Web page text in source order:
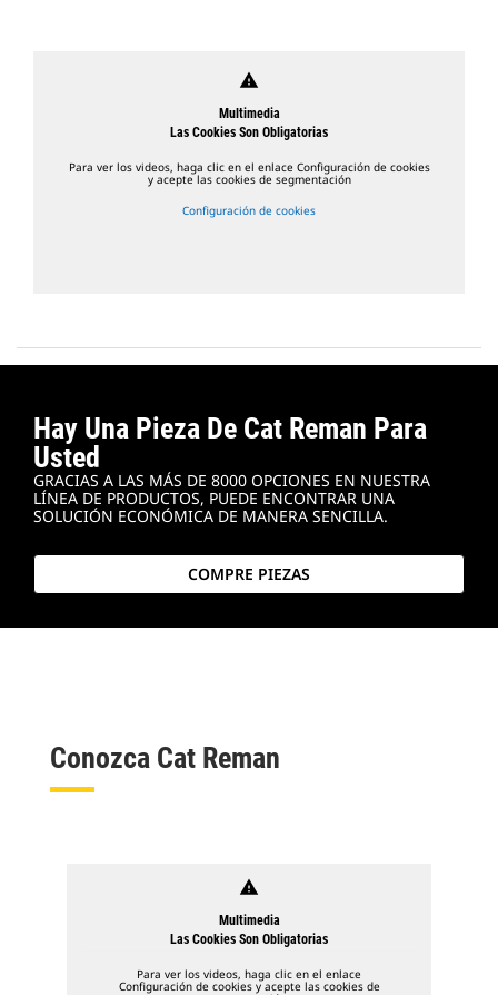
warning
Multimedia
Las Cookies Son Obligatorias
Para ver los videos, haga clic en el enlace Configuración de cookies
y acepte las cookies de segmentación
Configuración de cookies
Hay Una Pieza De Cat Reman Para
Usted
GRACIAS A LAS MÁS DE 8000 OPCIONES EN NUESTRA
LÍNEA DE PRODUCTOS, PUEDE ENCONTRAR UNA
SOLUCIÓN ECONÓMICA DE MANERA SENCILLA.
COMPRE PIEZAS
Conozca Cat Reman
warning
Multimedia
Las Cookies Son Obligatorias
Para ver los videos, haga clic en el enlace
Configuración de cookies y acepte las cookies de